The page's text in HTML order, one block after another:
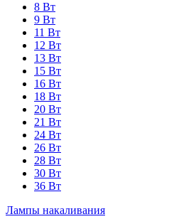
8 Вт
9 Вт
11 Вт
12 Вт
13 Вт
15 Вт
16 Вт
18 Вт
20 Вт
21 Вт
24 Вт
26 Вт
28 Вт
30 Вт
36 Вт
Лампы накаливания